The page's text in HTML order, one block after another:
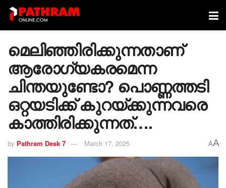
മെലിഞ്ഞിരിക്കുന്നതാണ്
ആരോഗ്യകരമെന്ന
ചിന്തയുണ്ടോ? പൊണ്ണത്തടി
ഒറ്റയടിക്ക് കുറയ്ക്കുന്നവരെ
കാത്തിരിക്കുന്നത്….
by Pathram Desk 7 March 17, 2025 AA